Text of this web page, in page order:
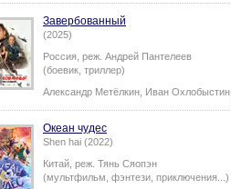
Завербованный
(2025)
Россия, реж. Андрей Пантелеев
(боевик, триллер)
Александр Метёлкин Иван Охлобыстин
Океан чудес
Shen hai (2022)
Китай, реж. Тянь Сяопэн
(мультфильм, фэнтези, приключения...)